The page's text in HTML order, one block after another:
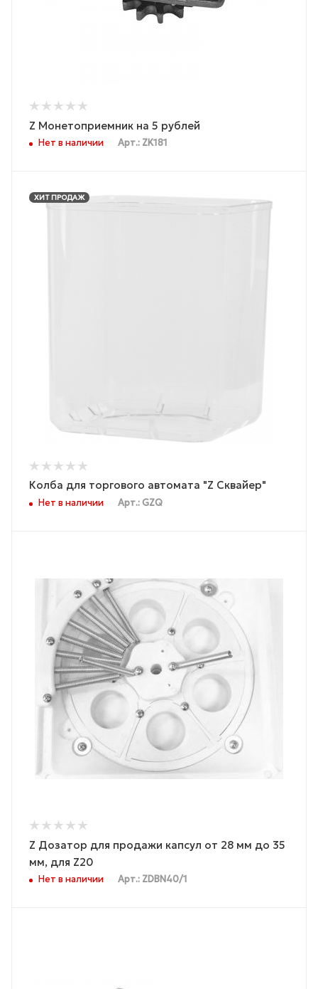
Z Монетоприемник на 5 рублей
Нет в наличии Арт.: ZK181
ХИТ ПРОДАЖ
Колба для торгового автомата "Z Сквайер"
Нет в наличии Арт.: GZQ
Z Дозатор для продажи капсул от 28 мм до 35
мм, для Z20
Нет в наличии Арт.: ZDBN40/1